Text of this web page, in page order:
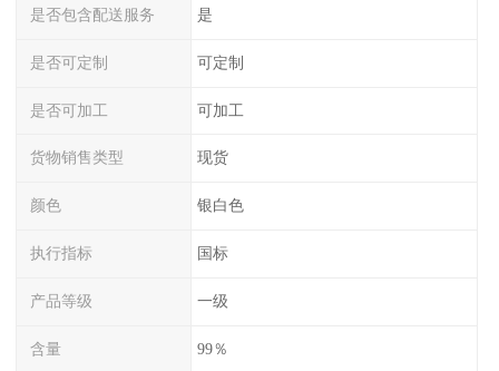
是否包含配送服务 是
是否可定制 可定制
是否可加工 可加工
货物销售类型 现货
颜色 银白色
执行指标 国标
产品等级 一级
含量 99％